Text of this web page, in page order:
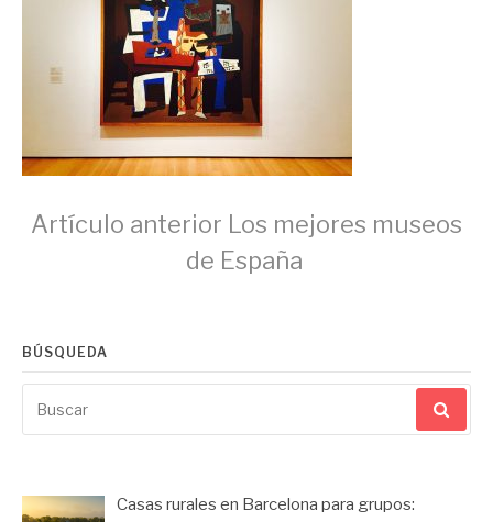
Seguir
Artículo anterior Los mejores museos
de España
BÚSQUEDA
por:
Casas rurales en Barcelona para grupos: